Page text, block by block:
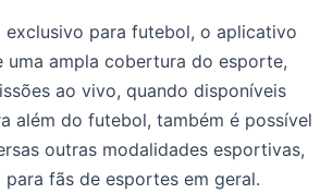
exclusivo para futebol, o aplicativo
uma ampla cobertura do esporte,
ao vivo, quando disponíveis
além do futebol, também é possível
outras modalidades esportivas,
fãs de esportes em geral.